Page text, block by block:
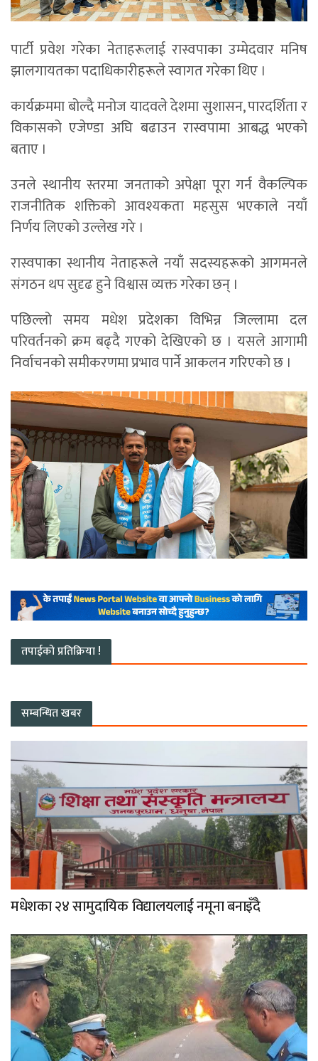
पार्टी प्रवेश गरेका नेताहरूलाई रास्वपाका उम्मेदवार मनिष
झालगायतका पदाधिकारीहरूले स्वागत गरेका थिए ।
कार्यक्रममा बोल्दै मनोज यादवले देशमा सुशासन, पारदर्शिता र
विकासको एजेण्डा अघि बढाउन रास्वपामा आबद्ध भएको
बताए ।
उनले स्थानीय स्तरमा जनताको अपेक्षा पूरा गर्न वैकल्पिक
राजनीतिक शक्तिको आवश्यकता महसुस भएकाले नयाँ
निर्णय लिएको उल्लेख गरे ।
रास्वपाका स्थानीय नेताहरूले नयाँ सदस्यहरूको आगमनले
संगठन थप सुदृढ हुने विश्वास व्यक्त गरेका छन् ।
पछिल्लो समय मधेश प्रदेशका विभिन्न जिल्लामा दल
परिवर्तनको क्रम बढ्दै गएको देखिएको छ । यसले आगामी
निर्वाचनको समीकरणमा प्रभाव पार्ने आकलन गरिएको छ ।
तपाईको प्रतिक्रिया !
सम्बन्धित खबर
मधेशका २४ सामुदायिक विद्यालयलाई नमूना बनाइँदै